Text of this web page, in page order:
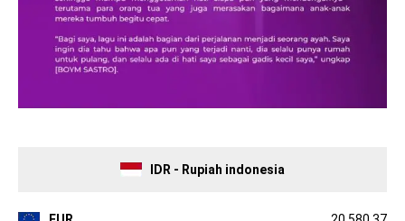
IDR - Rupiah indonesia